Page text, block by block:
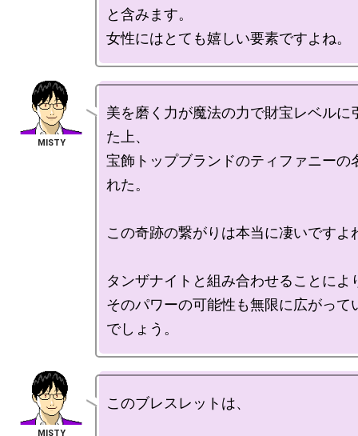
と含みます。
美を磨く力が魔法の力で財宝レベルに
た上、
宝飾トップブランドのティファニーの
れた。
この奇跡の繋がりは本当に凄いですよ
タンザナイトと組み合わせることによ
そのパワーの可能性も無限に広がって
このブレスレットは、